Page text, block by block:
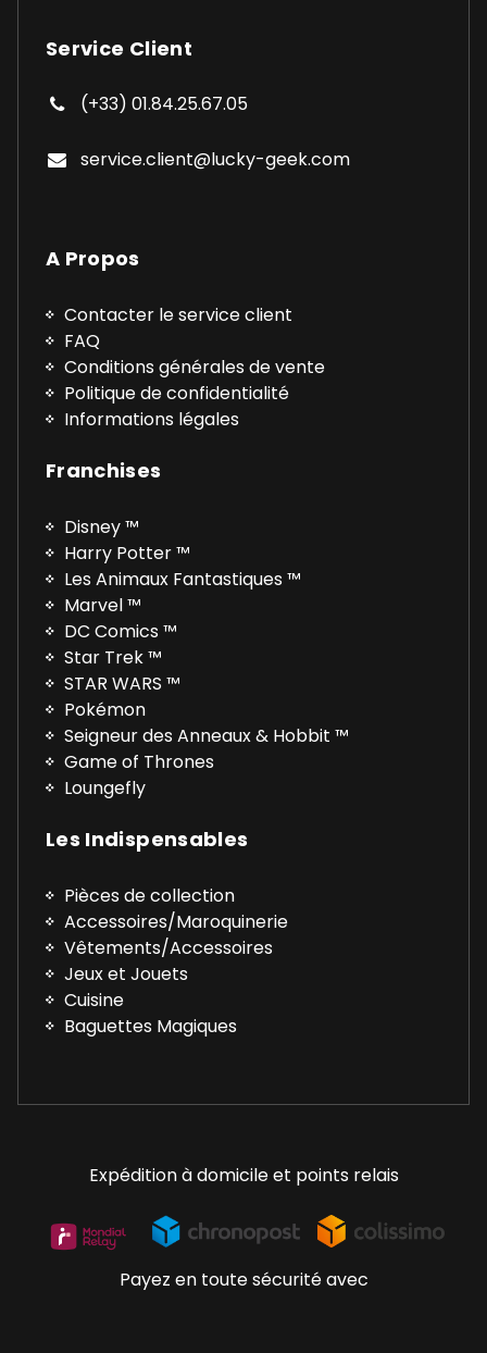
Service Client
(+33) 01.84.25.67.05
service.client@lucky-geek.com
A Propos
Contacter le service client
FAQ
Conditions générales de vente
Politique de confidentialité
Informations légales
Franchises
Disney ™
Harry Potter ™
Les Animaux Fantastiques ™
Marvel ™
DC Comics ™
Star Trek ™
STAR WARS ™
Pokémon
Seigneur des Anneaux & Hobbit ™
Game of Thrones
Loungefly
Les Indispensables
Pièces de collection
Accessoires/Maroquinerie
Vêtements/Accessoires
Jeux et Jouets
Cuisine
Baguettes Magiques
Expédition à domicile et points relais
Payez en toute sécurité avec